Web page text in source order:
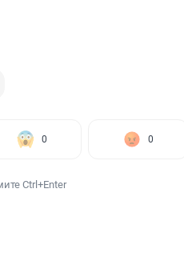
0 0
Ctrl+Enter